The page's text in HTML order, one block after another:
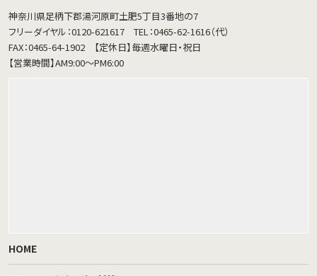
神奈川県足柄下郡湯河原町土肥5丁目3番地の7
フリーダイヤル：0120-621617
TEL：0465-62-1616（代）
FAX：0465-64-1902
【定休日】毎週水曜日・祝日
【営業時間】AM9:00～PM6:00
HOME